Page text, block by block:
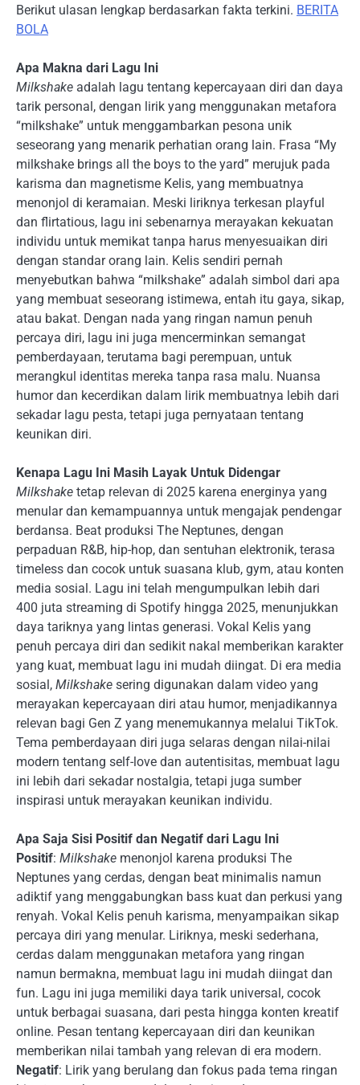
Berikut ulasan lengkap berdasarkan fakta terkini. BERITA
BOLA
Apa Makna dari Lagu Ini
Milkshake adalah lagu tentang kepercayaan diri dan daya
tarik personal, dengan lirik yang menggunakan metafora
“milkshake” untuk menggambarkan pesona unik
seseorang yang menarik perhatian orang lain. Frasa “My
milkshake brings all the boys to the yard” merujuk pada
karisma dan magnetisme Kelis, yang membuatnya
menonjol di keramaian. Meski liriknya terkesan playful
dan flirtatious, lagu ini sebenarnya merayakan kekuatan
individu untuk memikat tanpa harus menyesuaikan diri
dengan standar orang lain. Kelis sendiri pernah
menyebutkan bahwa “milkshake” adalah simbol dari apa
yang membuat seseorang istimewa, entah itu gaya, sikap,
atau bakat. Dengan nada yang ringan namun penuh
percaya diri, lagu ini juga mencerminkan semangat
pemberdayaan, terutama bagi perempuan, untuk
merangkul identitas mereka tanpa rasa malu. Nuansa
humor dan kecerdikan dalam lirik membuatnya lebih dari
sekadar lagu pesta, tetapi juga pernyataan tentang
keunikan diri.
Kenapa Lagu Ini Masih Layak Untuk Didengar
Milkshake tetap relevan di 2025 karena energinya yang
menular dan kemampuannya untuk mengajak pendengar
berdansa. Beat produksi The Neptunes, dengan
perpaduan R&B, hip-hop, dan sentuhan elektronik, terasa
timeless dan cocok untuk suasana klub, gym, atau konten
media sosial. Lagu ini telah mengumpulkan lebih dari
400 juta streaming di Spotify hingga 2025, menunjukkan
daya tariknya yang lintas generasi. Vokal Kelis yang
penuh percaya diri dan sedikit nakal memberikan karakter
yang kuat, membuat lagu ini mudah diingat. Di era media
sosial, Milkshake sering digunakan dalam video yang
merayakan kepercayaan diri atau humor, menjadikannya
relevan bagi Gen Z yang menemukannya melalui TikTok.
Tema pemberdayaan diri juga selaras dengan nilai-nilai
modern tentang self-love dan autentisitas, membuat lagu
ini lebih dari sekadar nostalgia, tetapi juga sumber
inspirasi untuk merayakan keunikan individu.
Apa Saja Sisi Positif dan Negatif dari Lagu Ini
Positif: Milkshake menonjol karena produksi The
Neptunes yang cerdas, dengan beat minimalis namun
adiktif yang menggabungkan bass kuat dan perkusi yang
renyah. Vokal Kelis penuh karisma, menyampaikan sikap
percaya diri yang menular. Liriknya, meski sederhana,
cerdas dalam menggunakan metafora yang ringan
namun bermakna, membuat lagu ini mudah diingat dan
fun. Lagu ini juga memiliki daya tarik universal, cocok
untuk berbagai suasana, dari pesta hingga konten kreatif
online. Pesan tentang kepercayaan diri dan keunikan
memberikan nilai tambah yang relevan di era modern.
Negatif: Lirik yang berulang dan fokus pada tema ringan